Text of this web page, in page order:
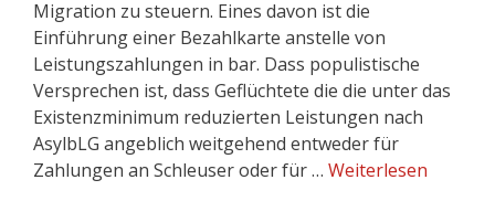
Migration zu steuern. Eines davon ist die
Einführung einer Bezahlkarte anstelle von
Leistungszahlungen in bar. Dass populistische
Versprechen ist, dass Geflüchtete die die unter das
Existenzminimum reduzierten Leistungen nach
AsylbLG angeblich weitgehend entweder für
Zahlungen an Schleuser oder für … Weiterlesen